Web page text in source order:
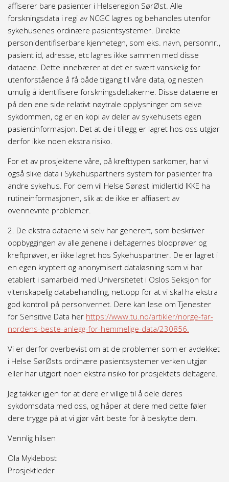
affiserer bare pasienter i Helseregion SørØst. Alle
forskningsdata i regi av NCGC lagres og behandles utenfor
sykehusenes ordinære pasientsystemer. Direkte
personidentifiserbare kjennetegn, som eks. navn, personnr.,
pasient id, adresse, etc lagres ikke sammen med disse
dataene. Dette innebærer at det er svært vanskelig for
utenforstående å få både tilgang til våre data, og nesten
umulig å identifisere forskningsdeltakerne. Disse dataene er
på den ene side relativt nøytrale opplysninger om selve
sykdommen, og er en kopi av deler av sykehusets egen
pasientinformasjon. Det at de i tillegg er lagret hos oss utgjør
derfor ikke noen ekstra risiko.
For et av prosjektene våre, på krefttypen sarkomer, har vi
også slike data i Sykehuspartners system for pasienter fra
andre sykehus. For dem vil Helse Sørøst imidlertid IKKE ha
rutineinformasjonen, slik at de ikke er affiasert av
ovennevnte problemer.
2. De ekstra dataene vi selv har generert, som beskriver
oppbyggingen av alle genene i deltagernes blodprøver og
kreftprøver, er ikke lagret hos Sykehuspartner. De er lagret i
en egen kryptert og anonymisert dataløsning som vi har
etablert i samarbeid med Universitetet i Oslos Seksjon for
vitenskapelig databehandling, nettopp for at vi skal ha ekstra
god kontroll på personvernet. Dere kan lese om Tjenester
for Sensitive Data her https://www.tu.no/artikler/norge-far-
nordens-beste-anlegg-for-hemmelige-data/230856.
Vi er derfor overbevist om at de problemer som er avdekket
i Helse SørØsts ordinære pasientsystemer verken utgjør
eller har utgjort noen ekstra risiko for prosjektets deltagere.
Jeg takker igjen for at dere er villige til å dele deres
sykdomsdata med oss, og håper at dere med dette føler
dere trygge på at vi gjør vårt beste for å beskytte dem.
Vennlig hilsen
Ola Myklebost
Prosjektleder